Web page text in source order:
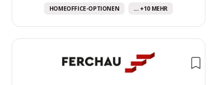
HOMEOFFICE-OPTIONEN ... +10 MEHR